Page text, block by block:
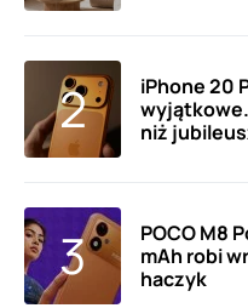
iPhone 20
niż
POCO M8
mAh robi
haczyk